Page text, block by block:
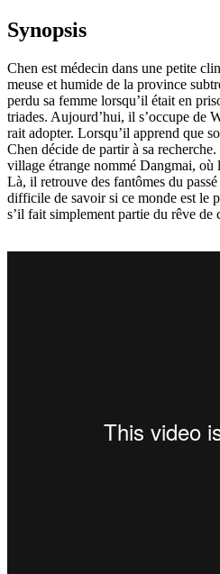
Synopsis
Chen est médecin dans une petite
meuse et humide de la province
perdu sa femme lorsqu’il était en
triades. Aujourd’hui, il s’occupe de
rait adopter. Lorsqu’il apprend que
Chen décide de partir à sa
village étrange nommé Dangmai, où
Là, il retrouve des fantômes du
difficile de savoir si ce monde est le
s’il fait simplement partie du rêve de